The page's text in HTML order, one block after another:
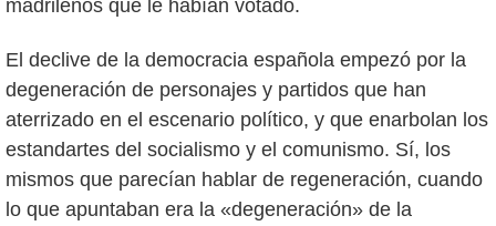
madrileños que le habían votado.
El declive de la democracia española empezó por la
degeneración de personajes y partidos que han
aterrizado en el escenario político, y que enarbolan los
estandartes del socialismo y el comunismo. Sí, los
mismos que parecían hablar de regeneración, cuando
lo que apuntaban era la «degeneración» de la